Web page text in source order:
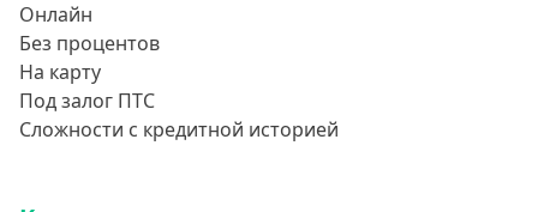
Онлайн
Без процентов
На карту
Под залог ПТС
Сложности с кредитной историей